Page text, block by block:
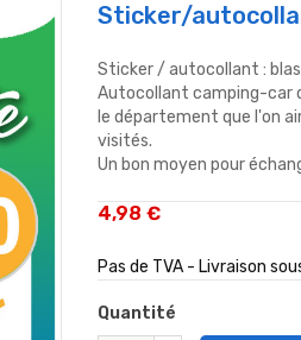
Sticker/
Sticker / autocollant :
Autocollant camping-car
le département que l'on
visités.
Un bon moyen pour
4,98 €
Pas de TVA - Livraison
Quantité